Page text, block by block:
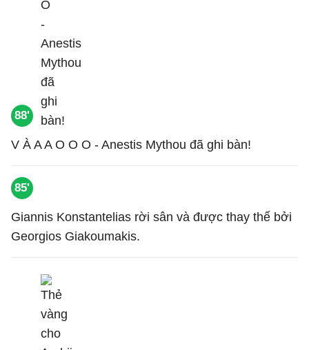
88'
V À A A O O O - Anestis Mythou đã ghi bàn!
85'
Giannis Konstantelias rời sân và được thay thế bởi
Georgios Giakoumakis.